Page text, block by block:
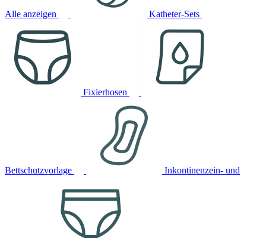
Alle anzeigen Katheter-Sets
Fixierhosen
Bettschutzvorlage Inkontinenzein- und